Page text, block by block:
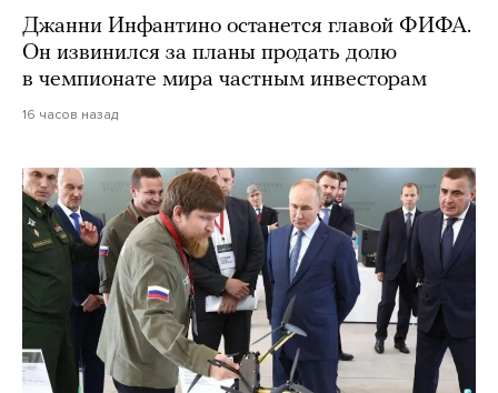
Джанни Инфантино останется главой ФИФА.
Он извинился за планы продать долю
в чемпионате мира частным инвесторам
16 часов назад